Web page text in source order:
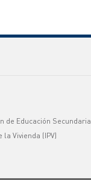
de Educación Secundaria
Vivienda (IPV)